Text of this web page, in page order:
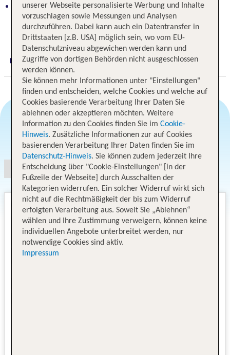
Hervorragende Verkehrsanbindung: Potsdam in
etwa 10 Minuten und Berlin in ca. 30 Minuten
erreichbar
Digitaler und telefonischer 24/7 TUI Service
Angebotsauswahl
unserer Webseite personalisierte Werbung und Inhalte
vorzuschlagen sowie Messungen und Analysen
durchzuführen. Dabei kann auch ein Datentransfer in
Drittstaaten [z.B. USA] möglich sein, wo vom EU-
Datenschutzniveau abgewichen werden kann und
Zugriffe von dortigen Behörden nicht ausgeschlossen
werden können.
Sie können mehr Informationen unter "Einstellungen"
finden und entscheiden, welche Cookies und welche auf
Cookies basierende Verarbeitung Ihrer Daten Sie
ablehnen oder akzeptieren möchten. Weitere
Information zu den Cookies finden Sie im Cookie-
Hinweis. Zusätzliche Informationen zur auf Cookies
basierenden Verarbeitung Ihrer Daten finden Sie im
Datenschutz-Hinweis. Sie können zudem jederzeit Ihre
Entscheidung über "Cookie-Einstellungen" [in der
Fußzeile der Webseite] durch Ausschalten der
Kategorien widerrufen. Ein solcher Widerruf wirkt sich
nicht auf die Rechtmäßigkeit der bis zum Widerruf
erfolgten Verarbeitung aus. Soweit Sie „Ablehnen“
wählen und Ihre Zustimmung verweigern, können keine
individuellen Angebote unterbreitet werden, nur
notwendige Cookies sind aktiv.
Impressum